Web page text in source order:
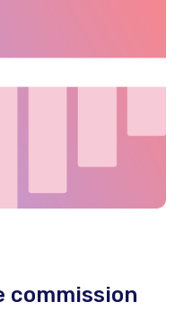
commission